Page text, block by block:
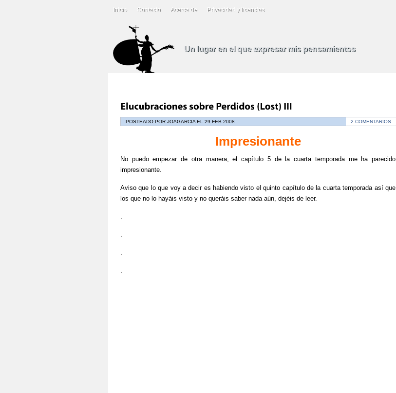
Inicio Contacto Acerca de Privacidad y licencias
Un lugar en el que expresar mis pensamientos
POSTEADO POR JOAGARCIA EL 29-FEB-2008 2 COMENTARIOS
Impresionante
No puedo empezar de otra manera, el capítulo 5 de la cuarta temporada me ha parecido
impresionante.
Aviso que lo que voy a decir es habiendo visto el quinto capítulo de la cuarta temporada así que
los que no lo hayáis visto y no queráis saber nada aún, dejéis de leer.
.
.
.
.